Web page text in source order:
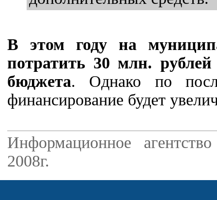
В этом году на
потратить 30 млн.
бюджета. Однако по
финансирование будет
Информационное
2008г.